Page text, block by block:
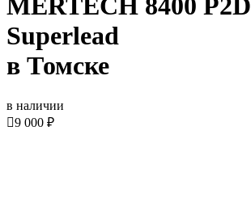
MERTECH 8400 P2D
Superlead
в Томске
в наличии
9 000 ₽